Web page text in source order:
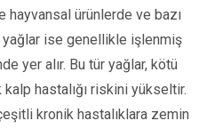
hayvansal ürünlerde ve bazı
yağlar ise genellikle işlenmiş
yer alır. Bu tür yağlar, kötü
hastalığı riskini yükseltir.
kronik hastalıklara zemin